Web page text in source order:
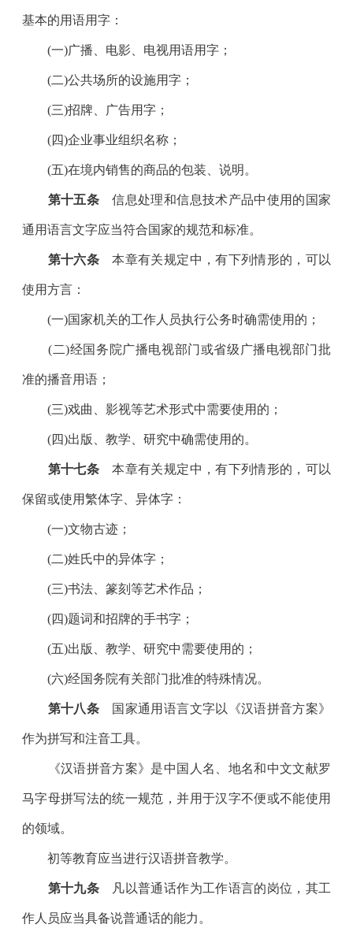
基本的用语用字：
(一)广播、电影、电视用语用字；
(二)公共场所的设施用字；
(三)招牌、广告用字；
(四)企业事业组织名称；
(五)在境内销售的商品的包装、说明。
第十五条 信息处理和信息技术产品中使用的国家
通用语言文字应当符合国家的规范和标准。
第十六条 本章有关规定中，有下列情形的，可以
使用方言：
(一)国家机关的工作人员执行公务时确需使用的；
(二)经国务院广播电视部门或省级广播电视部门批
准的播音用语；
(三)戏曲、影视等艺术形式中需要使用的；
(四)出版、教学、研究中确需使用的。
第十七条 本章有关规定中，有下列情形的，可以
保留或使用繁体字、异体字：
(一)文物古迹；
(二)姓氏中的异体字；
(三)书法、篆刻等艺术作品；
(四)题词和招牌的手书字；
(五)出版、教学、研究中需要使用的；
(六)经国务院有关部门批准的特殊情况。
第十八条 国家通用语言文字以《汉语拼音方案》
作为拼写和注音工具。
《汉语拼音方案》是中国人名、地名和中文文献罗
马字母拼写法的统一规范，并用于汉字不便或不能使用
的领域。
初等教育应当进行汉语拼音教学。
第十九条 凡以普通话作为工作语言的岗位，其工
作人员应当具备说普通话的能力。